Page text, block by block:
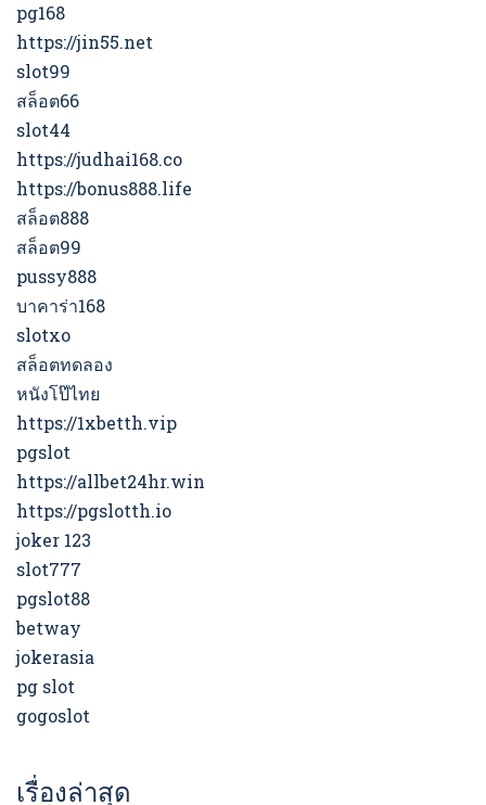
pg168
https://jin55.net
slot99
สล็อต66
slot44
https://judhai168.co
https://bonus888.life
สล็อต888
สล็อต99
pussy888
บาคาร่า168
slotxo
สล็อตทดลอง
หนังโป๊ไทย
https://1xbetth.vip
pgslot
https://allbet24hr.win
https://pgslotth.io
joker 123
slot777
pgslot88
betway
jokerasia
pg slot
gogoslot
เรื่องล่าสุด